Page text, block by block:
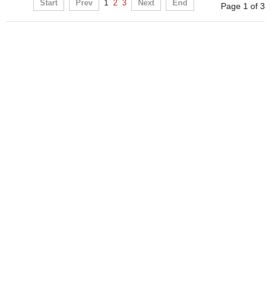
Page 1 of 3
Start Prev 1 2 3 Next End